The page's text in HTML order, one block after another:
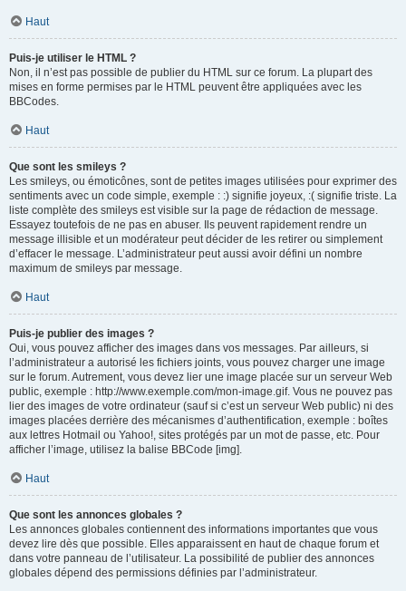
Haut
Puis-je utiliser le HTML ?
Non, il n’est pas possible de publier du HTML sur ce forum. La plupart des
mises en forme permises par le HTML peuvent être appliquées avec les
BBCodes.
Haut
Que sont les smileys ?
Les smileys, ou émoticônes, sont de petites images utilisées pour exprimer des
sentiments avec un code simple, exemple : :) signifie joyeux, :( signifie triste. La
liste complète des smileys est visible sur la page de rédaction de message.
Essayez toutefois de ne pas en abuser. Ils peuvent rapidement rendre un
message illisible et un modérateur peut décider de les retirer ou simplement
d’effacer le message. L’administrateur peut aussi avoir défini un nombre
maximum de smileys par message.
Haut
Puis-je publier des images ?
Oui, vous pouvez afficher des images dans vos messages. Par ailleurs, si
l’administrateur a autorisé les fichiers joints, vous pouvez charger une image
sur le forum. Autrement, vous devez lier une image placée sur un serveur Web
public, exemple : http://www.exemple.com/mon-image.gif. Vous ne pouvez pas
lier des images de votre ordinateur (sauf si c’est un serveur Web public) ni des
images placées derrière des mécanismes d’authentification, exemple : boîtes
aux lettres Hotmail ou Yahoo!, sites protégés par un mot de passe, etc. Pour
afficher l’image, utilisez la balise BBCode [img].
Haut
Que sont les annonces globales ?
Les annonces globales contiennent des informations importantes que vous
devez lire dès que possible. Elles apparaissent en haut de chaque forum et
dans votre panneau de l’utilisateur. La possibilité de publier des annonces
globales dépend des permissions définies par l’administrateur.